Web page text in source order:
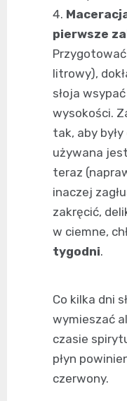
pierwsze
litrowy),
słoja
wysokości.
tak, aby
używana
teraz
inaczej
zakręcić,
w ciemne,
tygodni.
Co kilka dni
wymieszać
czasie
płyn
czerwony.